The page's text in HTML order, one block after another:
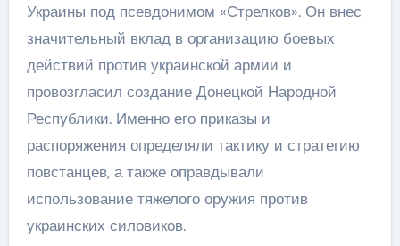
Украины под псевдонимом «Стрелков». Он внес
значительный вклад в организацию боевых
действий против украинской армии и
провозгласил создание Донецкой Народной
Республики. Именно его приказы и
распоряжения определяли тактику и стратегию
повстанцев, а также оправдывали
использование тяжелого оружия против
украинских силовиков.